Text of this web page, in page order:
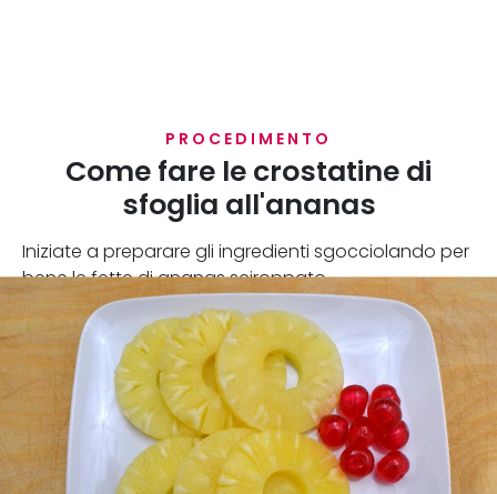
PROCEDIMENTO
Come fare le crostatine di
sfoglia all'ananas
Iniziate a preparare gli ingredienti sgocciolando per
bene le fette di ananas sciroppato.